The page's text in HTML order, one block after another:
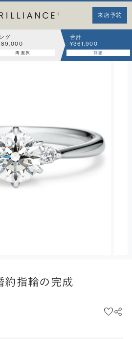
来店予約
グ
再選択
合計
¥361,900
詳細
約指輪の完成